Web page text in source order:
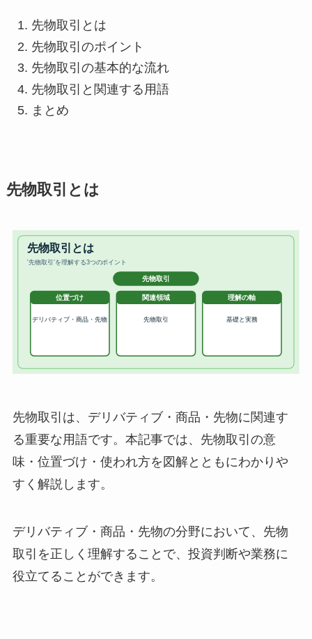
先物取引とは
先物取引のポイント
先物取引の基本的な流れ
先物取引と関連する用語
まとめ
先物取引とは
先物取引は、デリバティブ・商品・先物に関連す
る重要な用語です。本記事では、先物取引の意
味・位置づけ・使われ方を図解とともにわかりや
すく解説します。
デリバティブ・商品・先物の分野において、先物
取引を正しく理解することで、投資判断や業務に
役立てることができます。